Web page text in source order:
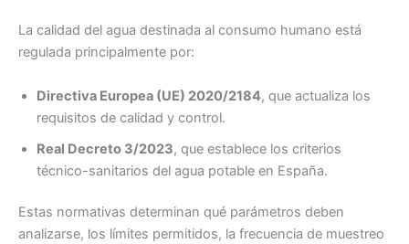
La calidad del agua destinada al consumo humano está
regulada principalmente por:
Directiva Europea (UE) 2020/2184, que actualiza los
requisitos de calidad y control.
Real Decreto 3/2023, que establece los criterios
técnico-sanitarios del agua potable en España.
Estas normativas determinan qué parámetros deben
analizarse, los límites permitidos, la frecuencia de muestreo